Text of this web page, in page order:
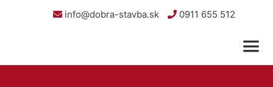
info@dobra-stavba.sk 0911 655 512